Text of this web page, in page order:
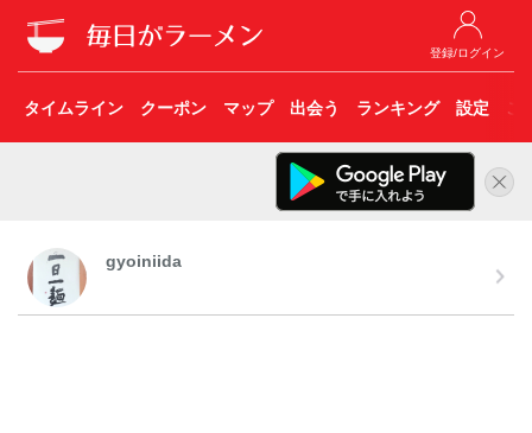
登録/ログイン
タイムライン クーポン マップ 出会う ランキング 設定 こ
gyoiniida